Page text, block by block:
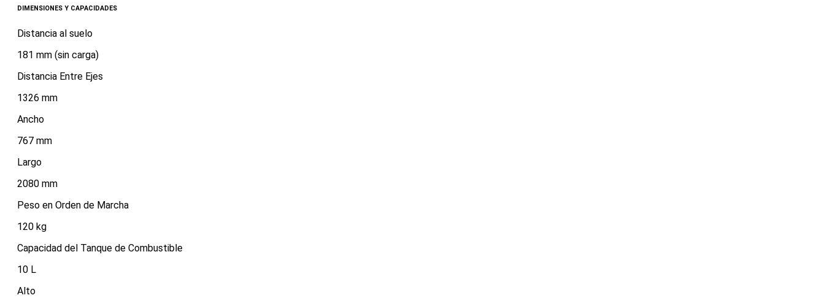
DIMENSIONES Y CAPACIDADES
Distancia al suelo
181 mm (sin carga)
Distancia Entre Ejes
1326 mm
Ancho
767 mm
Largo
2080 mm
Peso en Orden de Marcha
120 kg
Capacidad del Tanque de Combustible
10 L
Alto